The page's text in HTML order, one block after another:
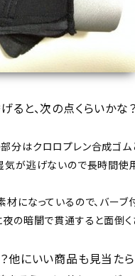
ると、次の点くらいかな？
分はクロロプレン合成ゴム
気が逃げないので長時間使
材になっているので、バーブ
夜の暗闇で貫通すると面倒く
他にいい商品も見当た